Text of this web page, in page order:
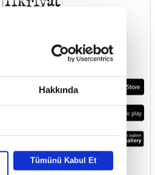
Hakkında
Tümünü Kabul Et